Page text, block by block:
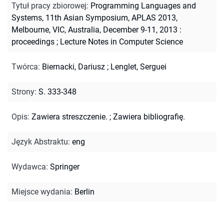
Tytuł pracy zbiorowej: Programming Languages and
Systems, 11th Asian Symposium, APLAS 2013,
Melbourne, VIC, Australia, December 9-11, 2013 :
proceedings ; Lecture Notes in Computer Science
Twórca: Biernacki, Dariusz ; Lenglet, Serguei
Strony: S. 333-348
Opis: Zawiera streszczenie. ; Zawiera bibliografię.
Język Abstraktu: eng
Wydawca: Springer
Miejsce wydania: Berlin